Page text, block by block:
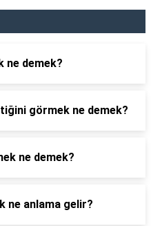
ne demek?
görmek ne demek?
ne demek?
ne anlama gelir?